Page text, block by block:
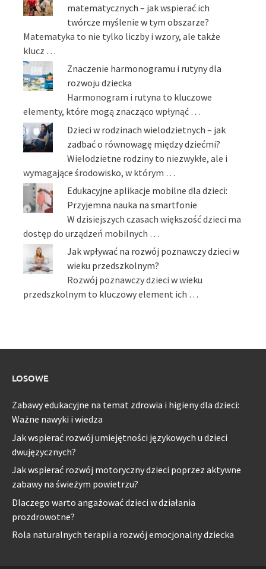
matematycznych – jak wspierać ich
twórcze myślenie w tym obszarze?
Matematyka to nie tylko liczby i wzory, ale także
klucz …
Znaczenie harmonogramu i rutyny dla
rozwoju dziecka
Harmonogram i rutyna to kluczowe
elementy, które mogą znacząco wpłynąć …
Dzieci w rodzinach wielodzietnych – jak
zadbać o równowagę między dziećmi?
Wielodzietne rodziny to niezwykłe, ale i
wymagające środowisko, w którym …
Edukacyjne aplikacje mobilne dla dzieci:
Przyjemna nauka na smartfonie
W dzisiejszych czasach większość dzieci ma
dostęp do urządzeń mobilnych …
Jak wpływać na rozwój poznawczy dzieci w
wieku przedszkolnym?
Rozwój poznawczy dzieci w wieku
przedszkolnym to kluczowy element ich …
LOSOWE
Zabawy edukacyjne na temat zdrowia i higieny dla dzieci:
Ważne nawyki i wiedza
Jak wspierać rozwój umiejętności językowych u dzieci
dwujęzycznych?
Jak wspierać rozwój motoryczny dzieci poprzez aktywne
zabawy na świeżym powietrzu?
Dlaczego warto angażować dzieci w działania
prozdrowotne?
Rola naturalnych terapii a rozwój emocjonalny dziecka